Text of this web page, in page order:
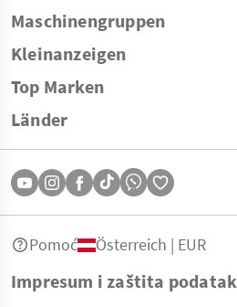
Maschinengruppen
Kleinanzeigen
Top Marken
Länder
Impresum i zaštita
Pomoć Österreich | EUR